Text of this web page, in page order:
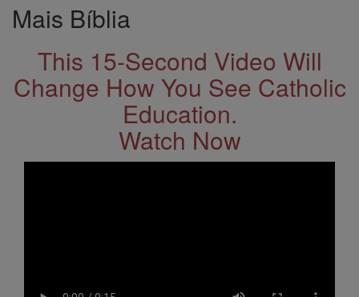
Mais Bíblia
This 15-Second Video Will
Change How You See Catholic
Education.
Watch Now